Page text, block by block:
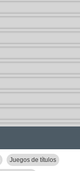
Juegos de títulos